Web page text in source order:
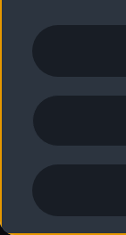
2G/3G nätet
Nyhetsbrev
Vårt
Lediga
Lediga tjänster
Kommentar
Anpassa